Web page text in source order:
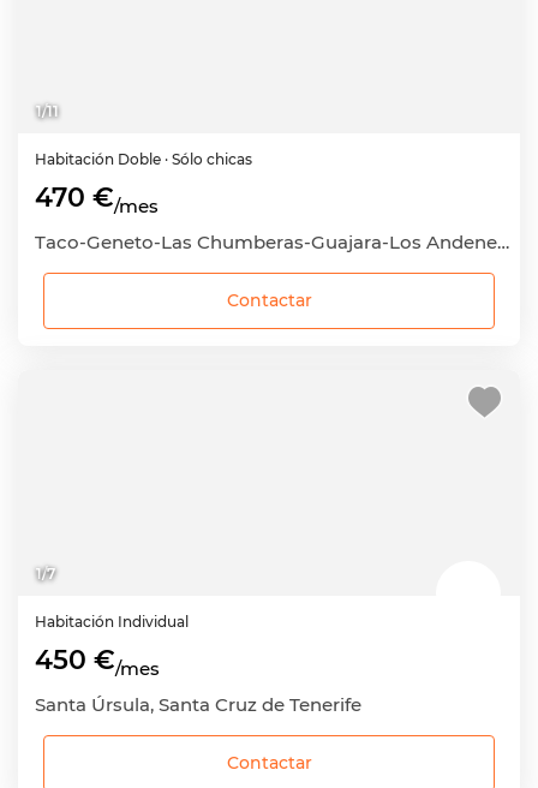
1/11
Habitación Doble · Sólo chicas
470 €/mes
Taco-Geneto-Las Chumberas-Guajara-Los Andenes, San Cristóbal de La Laguna, Santa Cruz de Tenerife
Contactar
1/7
Habitación Individual
450 €/mes
Santa Úrsula, Santa Cruz de Tenerife
Contactar